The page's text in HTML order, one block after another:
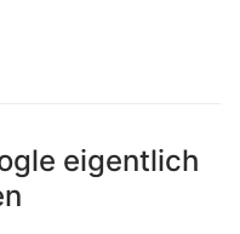
eigentlich